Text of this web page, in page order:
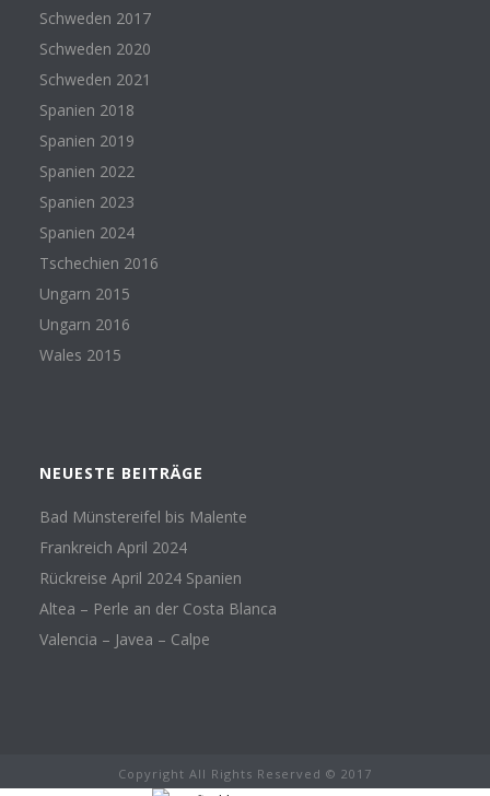
Schweden 2017
Schweden 2020
Schweden 2021
Spanien 2018
Spanien 2019
Spanien 2022
Spanien 2023
Spanien 2024
Tschechien 2016
Ungarn 2015
Ungarn 2016
Wales 2015
NEUESTE BEITRÄGE
Bad Münstereifel bis Malente
Frankreich April 2024
Rückreise April 2024 Spanien
Altea – Perle an der Costa Blanca
Valencia – Javea – Calpe
Copyright All Rights Reserved © 2017